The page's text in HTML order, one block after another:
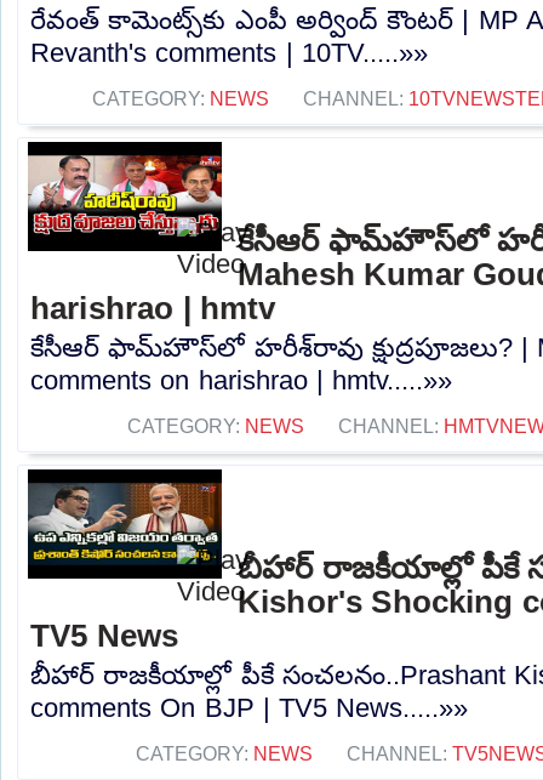
రేవంత్ కామెంట్స్‌కు ఎంపీ అర్వింద్ కౌంటర్ | MP
Revanth's comments | 10TV.....»»
CATEGORY: NEWS CHANNEL:
కేసీఆర్ ఫామ్‌హౌస్‌లో
Mahesh Kumar
harishrao | hmtv
కేసీఆర్ ఫామ్‌హౌస్‌లో హరీశ్‌రావు క్షుద్రపూజలు? |
comments on harishrao | hmtv.....»»
CATEGORY: NEWS CHANNEL:
బీహార్ రాజకీయాల్లో పీకే
Kishor's Shocking
TV5 News
బీహార్ రాజకీయాల్లో పీకే సంచలనం..Prashant
comments On BJP | TV5 News.....»»
CATEGORY: NEWS CHANNEL: